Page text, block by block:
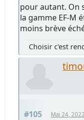
pour autant. On
la gamme EF-M
moins brève
Choisir c'est
#105 Mai 24,